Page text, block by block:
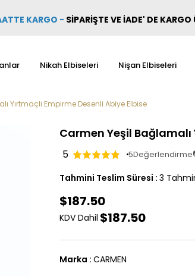
KARGO - SİPARİŞTE VE İADE' DE KARGO
Nikah Elbiseleri Nişan Elbiseleri
Yırtmaçlı Empirme Desenli Abiye Elbise
Carmen Yeşil Bağlamalı
5 5Değerlendirme
Tahmini Teslim Süresi : 3
$187.50
KDV Dahil $187.50
Marka : CARMEN